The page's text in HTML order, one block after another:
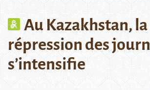
Au Kazakhstan, la
répression des
s’intensifie